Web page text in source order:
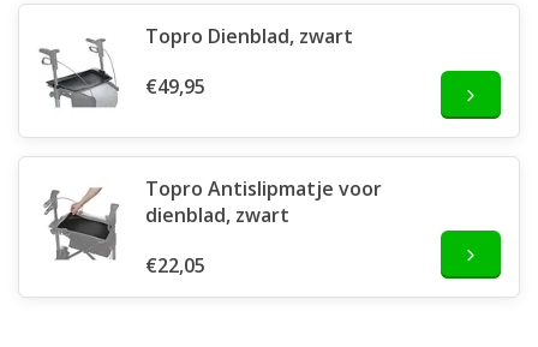
Topro Dienblad, zwart
€49,95
Topro Antislipmatje voor
dienblad, zwart
€22,05